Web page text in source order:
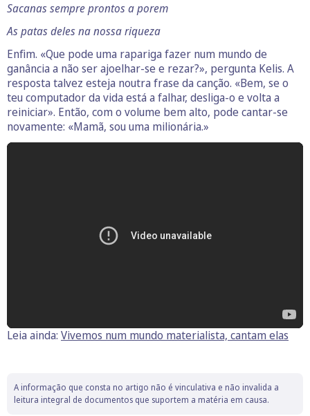
Sacanas sempre prontos a porem
As patas deles na nossa riqueza
Enfim. «Que pode uma rapariga fazer num mundo de
ganância a não ser ajoelhar-se e rezar?», pergunta Kelis. A
resposta talvez esteja noutra frase da canção. «Bem, se o
teu computador da vida está a falhar, desliga-o e volta a
reiniciar». Então, com o volume bem alto, pode cantar-se
novamente: «Mamã, sou uma milionária.»
Leia ainda: Vivemos num mundo materialista, cantam elas
A informação que consta no artigo não é vinculativa e não invalida a
leitura integral de documentos que suportem a matéria em causa.